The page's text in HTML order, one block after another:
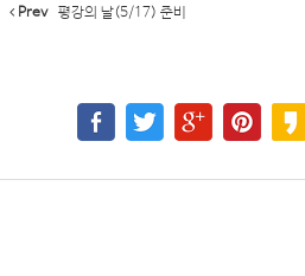
Prev 평강의 날(5/17) 준비